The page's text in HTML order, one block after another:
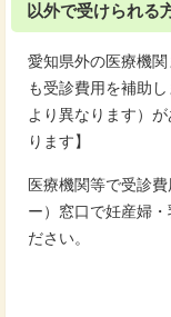
以外で受けられる
愛知県外の医療機
も受診費用を補助
より異なります）
ります】
医療機関等で受診
ー）窓口で妊産婦
ださい。